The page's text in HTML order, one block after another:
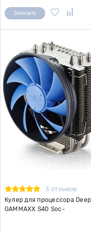
Заказать
3 отзывов
Кулер для процессора
GAMMAXX S40 Soc-